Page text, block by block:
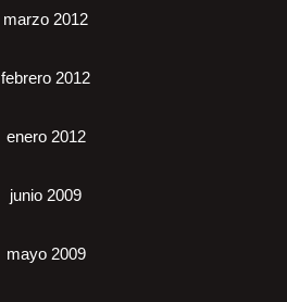
marzo 2012
febrero 2012
enero 2012
junio 2009
mayo 2009